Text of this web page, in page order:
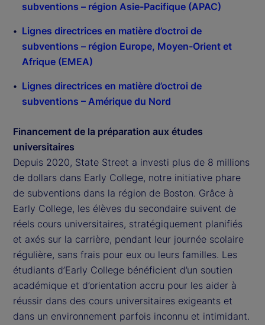
subventions – région Asie-Pacifique (APAC)
Lignes directrices en matière d’octroi de
subventions – région Europe, Moyen-Orient et
Afrique (EMEA)
Lignes directrices en matière d’octroi de
subventions – Amérique du Nord
Financement de la préparation aux études
universitaires
Depuis 2020, State Street a investi plus de 8 millions
de dollars dans Early College, notre initiative phare
de subventions dans la région de Boston. Grâce à
Early College, les élèves du secondaire suivent de
réels cours universitaires, stratégiquement planifiés
et axés sur la carrière, pendant leur journée scolaire
régulière, sans frais pour eux ou leurs familles. Les
étudiants d’Early College bénéficient d’un soutien
académique et d’orientation accru pour les aider à
réussir dans des cours universitaires exigeants et
dans un environnement parfois inconnu et intimidant.